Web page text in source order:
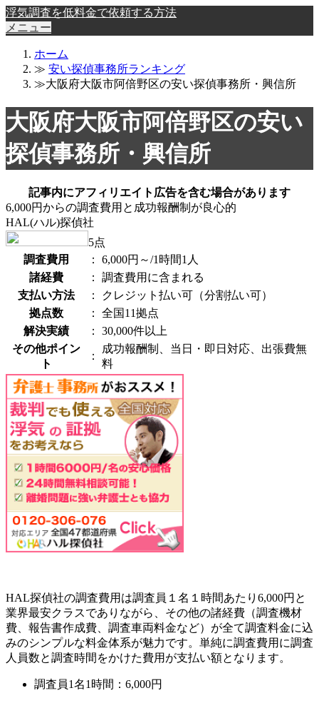
浮気調査を低料金で依頼する方法
メニュー
ホーム
≫ 安い探偵事務所ランキング
≫大阪府大阪市阿倍野区の安い探偵事務所・興信所
大阪府大阪市阿倍野区の安い
探偵事務所・興信所
記事内にアフィリエイト広告を含む場合があります
6,000円からの調査費用と成功報酬制が良心的
HAL(ハル)探偵社
5点
調査費用
：
6,000円～/1時間1人
諸経費
：
調査費用に含まれる
支払い方法
：
クレジット払い可（分割払い可）
拠点数
：
全国11拠点
解決実績
：
30,000件以上
その他ポイン
ト
：
成功報酬制、当日・即日対応、出張費無
料
HAL探偵社の調査費用は調査員１名１時間あたり6,000円と
業界最安クラスでありながら、その他の諸経費（調査機材
費、報告書作成費、調査車両料金など）が全て調査料金に込
みのシンプルな料金体系が魅力です。単純に調査費用に調査
人員数と調査時間をかけた費用が支払い額となります。
調査員1名1時間： 6,000円